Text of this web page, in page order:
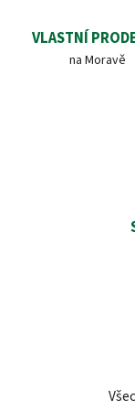
VLASTNÍ
na Moravě